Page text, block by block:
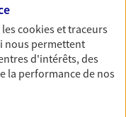
chapitre de
Découvrez
Retraite)
cookies et traceurs
nous permettent
d'intérêts, des
la performance de nos